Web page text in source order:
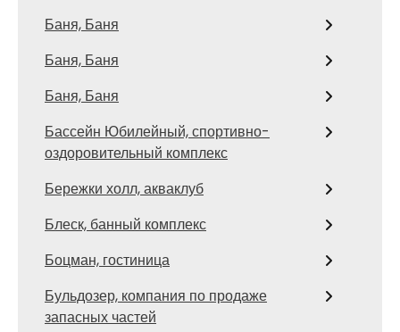
Баня, Баня
Баня, Баня
Баня, Баня
Бассейн Юбилейный, спортивно-
оздоровительный комплекс
Бережки холл, акваклуб
Блеск, банный комплекс
Боцман, гостиница
Бульдозер, компания по продаже
запасных частей